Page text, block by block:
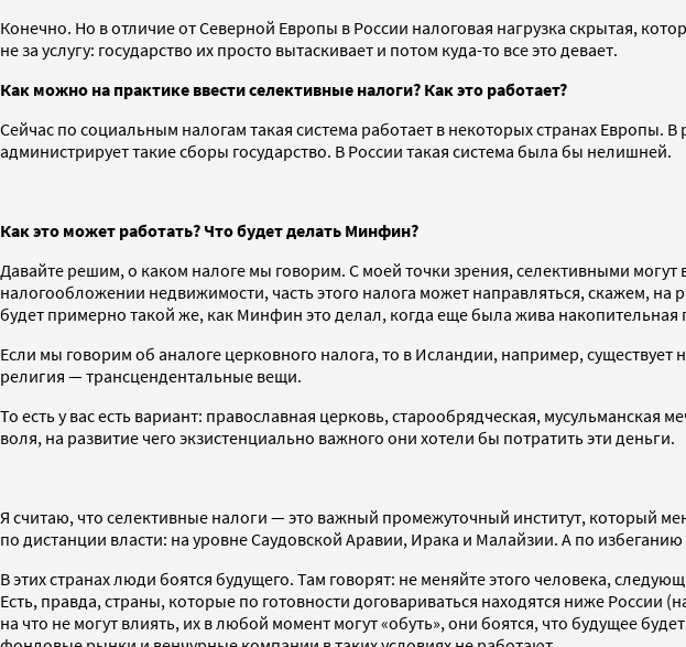
Конечно. Но в отличие от Северной Европы в России налоговая нагрузка скрытая,
не за услугу: государство их просто вытаскивает и потом куда-то все это девает.
Как можно на практике ввести селективные налоги? Как это работает?
Сейчас по социальным налогам такая система работает в некоторых странах
администрирует такие сборы государство. В России такая система была бы нелишней.
Как это может работать? Что будет делать Минфин?
Давайте решим, о каком налоге мы говорим. С моей точки зрения, селективными
налогообложении недвижимости, часть этого налога может направляться, скажем,
будет примерно такой же, как Минфин это делал, когда еще была жива накопительная
Если мы говорим об аналоге церковного налога, то в Исландии, например, существует
религия — трансцендентальные вещи.
То есть у вас есть вариант: православная церковь, старообрядческая, мусульманская
воля, на развитие чего экзистенциально важного они хотели бы потратить эти деньги.
Я считаю, что селективные налоги — это важный промежуточный институт, который
по дистанции власти: на уровне Саудовской Аравии, Ирака и Малайзии. А по
В этих странах люди боятся будущего. Там говорят: не меняйте этого человека,
Есть, правда, страны, которые по готовности договариваться находятся ниже
на что не могут влиять, их в любой момент могут «обуть», они боятся, что будущее